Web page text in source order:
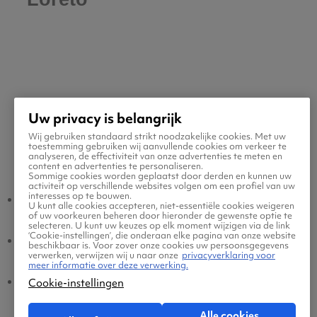
Populaire vluchten
Loreto - Amsterdam Amsterdam - Loreto
Loreto - Eindhoven Eindhoven - Loreto
Loreto - Brussel
Uw privacy is belangrijk
Wij gebruiken standaard strikt noodzakelijke cookies. Met uw
toestemming gebruiken wij aanvullende cookies om verkeer te
analyseren, de effectiviteit van onze advertenties te meten en
content en advertenties te personaliseren.
Sommige cookies worden geplaatst door derden en kunnen uw
activiteit op verschillende websites volgen om een profiel van uw
interesses op te bouwen.
U kunt alle cookies accepteren, niet-essentiële cookies weigeren
of uw voorkeuren beheren door hieronder de gewenste optie te
selecteren. U kunt uw keuzes op elk moment wijzigen via de link
‘Cookie-instellingen’, die onderaan elke pagina van onze website
beschikbaar is. Voor zover onze cookies uw persoonsgegevens
verwerken, verwijzen wij u naar onze privacyverklaring voor
meer informatie over deze verwerking.
Cookie-instellingen